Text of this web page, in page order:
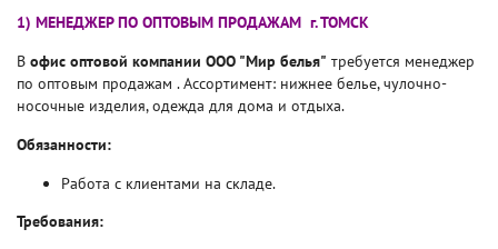
1) МЕНЕДЖЕР ПО ОПТОВЫМ ПРОДАЖАМ г. ТОМСК
В офис оптовой компании ООО "Мир белья" требуется менеджер
по оптовым продажам . Ассортимент: нижнее белье, чулочно-
носочные изделия, одежда для дома и отдыха.
Обязанности:
Работа с клиентами на складе.
Требования: